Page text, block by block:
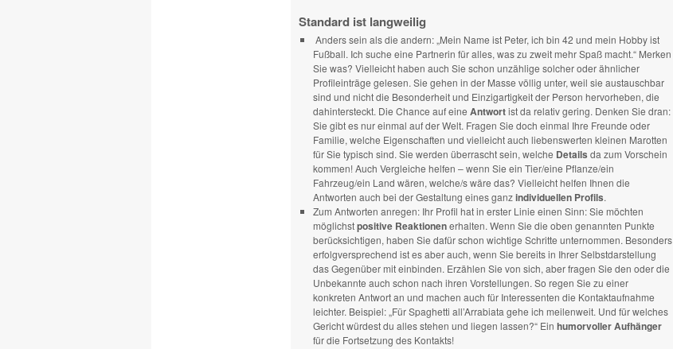
Standard ist langweilig
Anders sein als die andern: „Mein Name ist Peter, ich bin 42 und mein Hobby ist
Fußball. Ich suche eine Partnerin für alles, was zu zweit mehr Spaß macht.“ Merken
Sie was? Vielleicht haben auch Sie schon unzählige solcher oder ähnlicher
Profileinträge gelesen. Sie gehen in der Masse völlig unter, weil sie austauschbar
sind und nicht die Besonderheit und Einzigartigkeit der Person hervorheben, die
dahintersteckt. Die Chance auf eine Antwortist da relativ gering. Denken Sie dran:
Sie gibt es nur einmal auf der Welt. Fragen Sie doch einmal Ihre Freunde oder
Familie, welche Eigenschaften und vielleicht auch liebenswerten kleinen Marotten
für Sie typisch sind. Sie werden überrascht sein, welche Details da zum Vorschein
kommen! Auch Vergleiche helfen – wenn Sie ein Tier/eine Pflanze/ein
Fahrzeug/ein Land wären, welche/s wäre das? Vielleicht helfen Ihnen die
Antworten auch bei der Gestaltung eines ganzindividuellen Profils.
Zum Antworten anregen: Ihr Profil hat in erster Linie einen Sinn: Sie möchten
möglichstpositive Reaktionenerhalten. Wenn Sie die oben genannten Punkte
berücksichtigen, haben Sie dafür schon wichtige Schritte unternommen. Besonders
erfolgversprechend ist es aber auch, wenn Sie bereits in Ihrer Selbstdarstellung
das Gegenüber mit einbinden. Erzählen Sie von sich, aber fragen Sie den oder die
Unbekannte auch schon nach ihren Vorstellungen. So regen Sie zu einer
konkreten Antwort an und machen auch für Interessenten die Kontaktaufnahme
leichter. Beispiel: „Für Spaghetti all’Arrabiata gehe ich meilenweit. Und für welches
Gericht würdest du alles stehen und liegen lassen?“ Ein humorvoller Aufhänger
für die Fortsetzung des Kontakts!